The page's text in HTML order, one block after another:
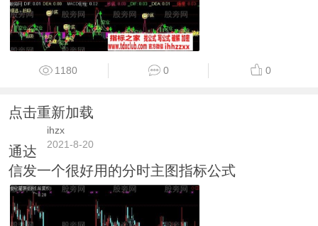
1180 0 0
点击重新加载
ihzx
2021-8-20
通达
信发一个很好用的分时主图指标公式